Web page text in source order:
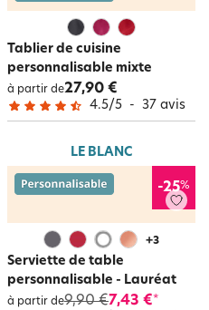
Tablier de cuisine
personnalisable mixte
à partir de27,90 €
4.5/5 - 37 avis
LE BLANC
-25%
+3
Serviette de table
personnalisable - Lauréat
à partir de9,90 €7,43 €*